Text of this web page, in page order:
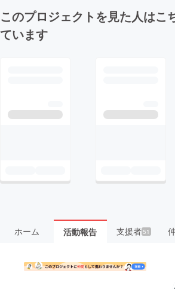
このプロジェクトを見た人はこ
ています
ホーム 活動報告 支援者51